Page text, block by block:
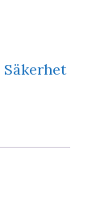
Säkerhet